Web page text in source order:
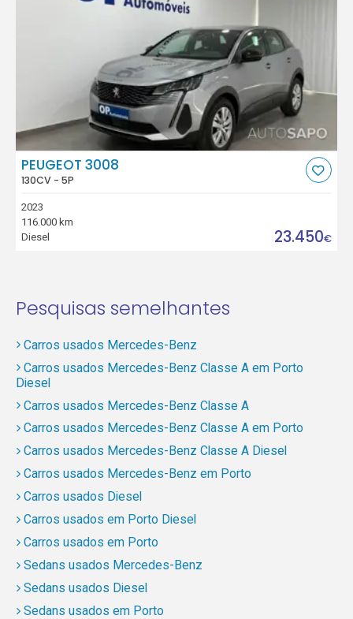
PEUGEOT 3008
130CV - 5P
2023
116.000 km
Diesel
23.450€
Pesquisas semelhantes
Carros usados Mercedes-Benz
Carros usados Mercedes-Benz Classe A em Porto
Diesel
Carros usados Mercedes-Benz Classe A
Carros usados Mercedes-Benz Classe A em Porto
Carros usados Mercedes-Benz Classe A Diesel
Carros usados Mercedes-Benz em Porto
Carros usados Diesel
Carros usados em Porto Diesel
Carros usados em Porto
Sedans usados Mercedes-Benz
Sedans usados Diesel
Sedans usados em Porto